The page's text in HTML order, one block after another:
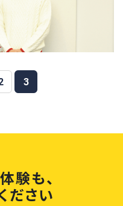
3
験も、
ださい